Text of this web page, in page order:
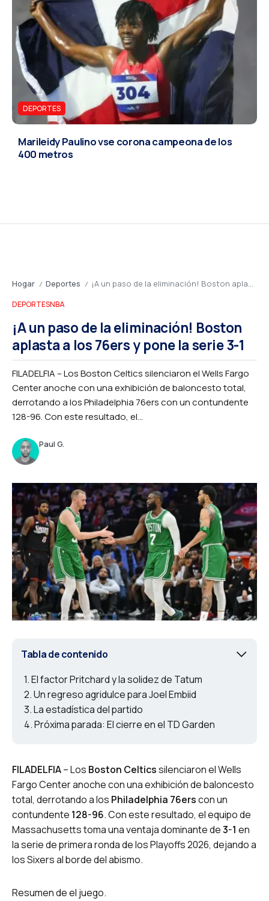
DEPORTES
Marileidy Paulino vse corona campeona de los
400 metros
Hogar / Deportes / ¡A un paso de la eliminación! Boston aplasta a los 76ers y pone la serie 3-1
DEPORTESNBA
¡A un paso de la eliminación! Boston
aplasta a los 76ers y pone la serie 3-1
FILADELFIA – Los Boston Celtics silenciaron el Wells Fargo
Center anoche con una exhibición de baloncesto total,
derrotando a los Philadelphia 76ers con un contundente
128-96. Con este resultado, el...
Paul G.
Tabla de contenido
El factor Pritchard y la solidez de Tatum
Un regreso agridulce para Joel Embiid
La estadística del partido
Próxima parada: El cierre en el TD Garden
FILADELFIA– Los Boston Celticssilenciaron el Wells
Fargo Center anoche con una exhibición de baloncesto
total, derrotando a los Philadelphia 76erscon un
contundente 128-96. Con este resultado, el equipo de
Massachusetts toma una ventaja dominante de3-1 en
la serie de primera ronda de los Playoffs 2026, dejando a
los Sixers al borde del abismo.
Resumen de el juego.